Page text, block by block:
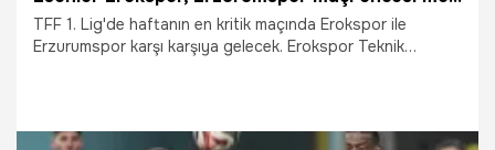
TFF 1. Lig'de haftanın en kritik maçında Erokspor ile
Erzurumspor karşı karşıya gelecek. Erokspor Teknik